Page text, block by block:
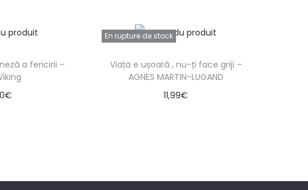
a fericirii –
€
En rupture de stock
Viața e ușoară , nu-ți face griji –
AGNES MARTIN-LUGAND
11,99€